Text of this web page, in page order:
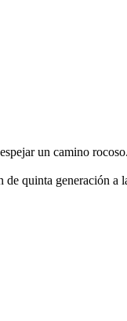
un camino
quinta generación a